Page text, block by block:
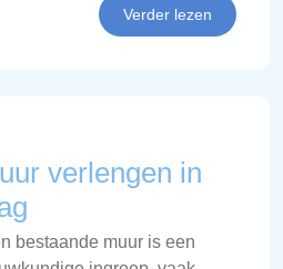
Verder lezen
verlengen in
bestaande muur is een